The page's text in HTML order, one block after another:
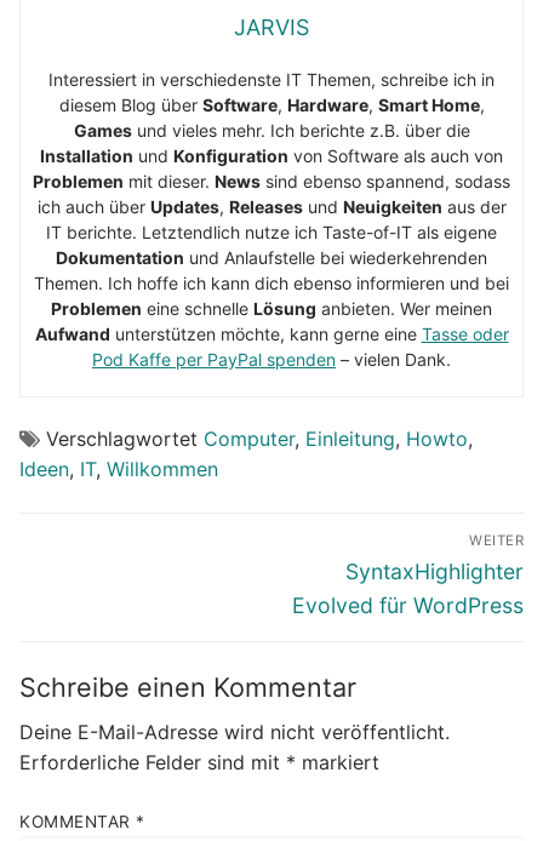
JARVIS
Interessiert in verschiedenste IT Themen, schreibe ich in
diesem Blog über Software, Hardware, Smart Home,
Gamesund vieles mehr. Ich berichte z.B. über die
Installation und Konfiguration von Software als auch von
Problemen mit dieser. News sind ebenso spannend, sodass
ich auch über Updates, Releasesund Neuigkeiten aus der
IT berichte. Letztendlich nutze ich Taste-of-IT als eigene
Dokumentation und Anlaufstelle bei wiederkehrenden
Themen. Ich hoffe ich kann dich ebenso informieren und bei
Problemen eine schnelle Lösung anbieten. Wer meinen
Aufwand unterstützen möchte, kann gerne eine Tasse oder
Pod Kaffe per PayPal spenden – vielen Dank.
Verschlagwortet Computer, Einleitung, Howto,
Ideen, IT, Willkommen
WEITER
Nächster
Beitrag:
SyntaxHighlighter
Evolved für WordPress
Schreibe einen Kommentar
Deine E-Mail-Adresse wird nicht veröffentlicht.
Erforderliche Felder sind mit * markiert
KOMMENTAR *